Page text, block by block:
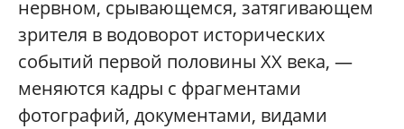
нервном, срывающемся, затягивающем
зрителя в водоворот исторических
событий первой половины XX века, —
меняются кадры с фрагментами
фотографий, документами, видами